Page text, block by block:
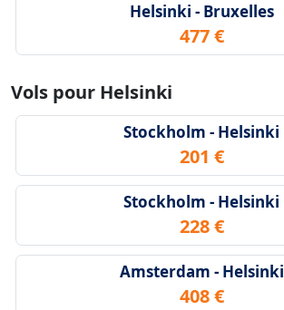
Helsinki - Bruxelles
477 €
Vols pour Helsinki
Stockholm - Helsinki
201 €
Stockholm - Helsinki
228 €
Amsterdam - Helsinki
408 €